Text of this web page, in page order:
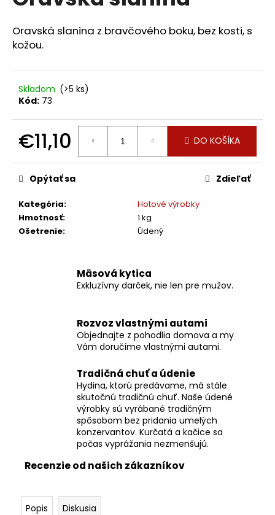
z
5
hviezdičiek.
Oravská slanina z bravčového boku, bez kosti, s
kožou.
Skladom (>5 ks)
Kód: 73
€11,10
cena:
DO KOŠÍKA
Kategória:
Hotové výrobky
Hmotnosť:
1 kg
Ošetrenie: Údený
Opýtať sa Zdieľať
Mäsová kytica
Exkluzívny darček, nie len pre mužov.
Rozvoz vlastnými autami
Objednajte z pohodlia domova a my
Vám doručíme vlastnými autami.
Tradičná chuť a údenie
Hydina, ktorú predávame, má stále
skutočnú tradičnú chuť. Naše údené
výrobky sú vyrábané tradičným
spôsobom bez pridania umelých
konzervantov. Kurčatá a kačice sa
počas vyprážania nezmenšujú.
Recenzie od našich zákazníkov
Popis Diskusia
j
s
HĽADAŤ
d
p
o